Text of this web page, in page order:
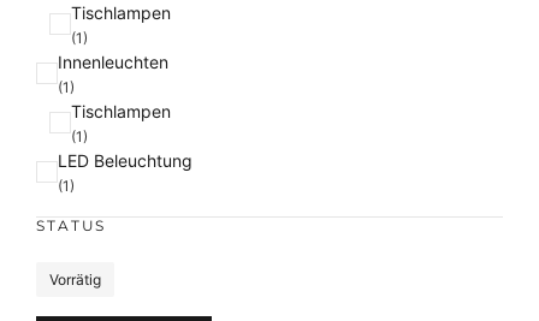
g
Tischlampen
(1)
Innenleuchten
(1)
Tischlampen
(1)
LED Beleuchtung
(1)
STATUS
Vorrätig